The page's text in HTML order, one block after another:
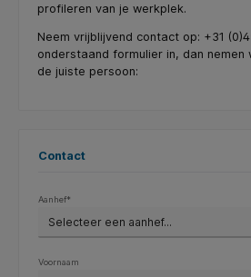
profileren van je werkplek.
Neem vrijblijvend contact op: +31
onderstaand formulier in, dan
de juiste persoon:
Contact
Aanhef*
Voornaam